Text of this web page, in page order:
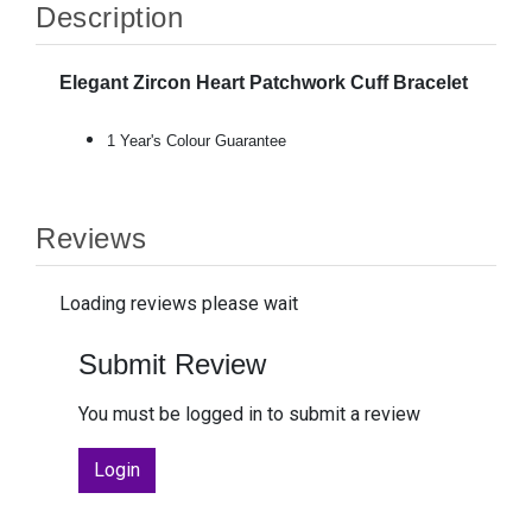
Description
Elegant Zircon Heart Patchwork Cuff Bracelet
1 Year's Colour Guarantee
Reviews
Loading reviews please wait
Submit Review
You must be logged in to submit a review
Login